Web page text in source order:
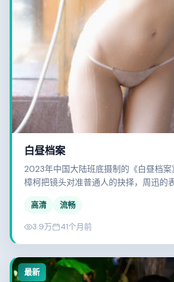
白昼档案
2023年中国大陆班底摄制的《白昼档
樟柯把镜头对准普通人的抉择，周迅的
高清 流畅
3.9万 41个月前
最新